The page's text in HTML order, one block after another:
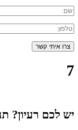
7
יש לכם רעיון?